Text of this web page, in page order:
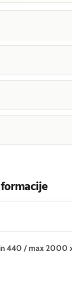
440 / max 2000